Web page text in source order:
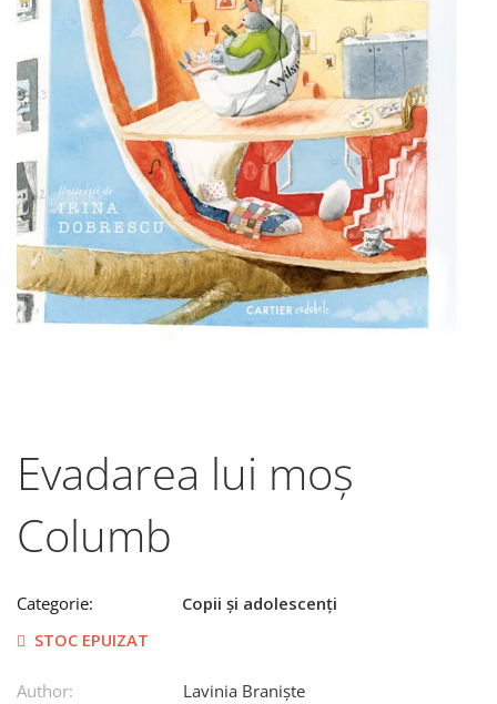
Evadarea lui moș
Columb
Categorie:
Copii și adolescenți
STOC EPUIZAT
Author:
Lavinia Braniște